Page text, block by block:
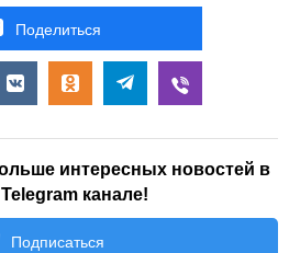
Поделиться
интересных новостей в
канале!
Подписаться